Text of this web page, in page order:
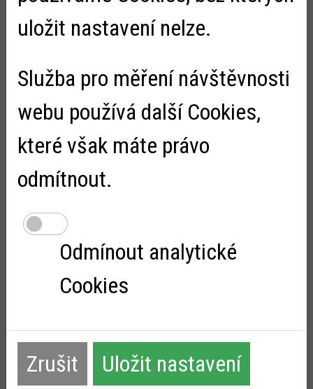
Beseda se spisovatelkou Michaelou
Zveřejněno:24.2.2025
3. a 4. tř. ZŠ se spisovatelkou Michaelou Fišarovou. Paní
je seznámila především s knih...
uložit nastavení nelze.
Služba pro měření návštěvnosti
webu používá další Cookies,
které však máte právo
odmítnout.
Odmínout analytické
Cookies
Zrušit